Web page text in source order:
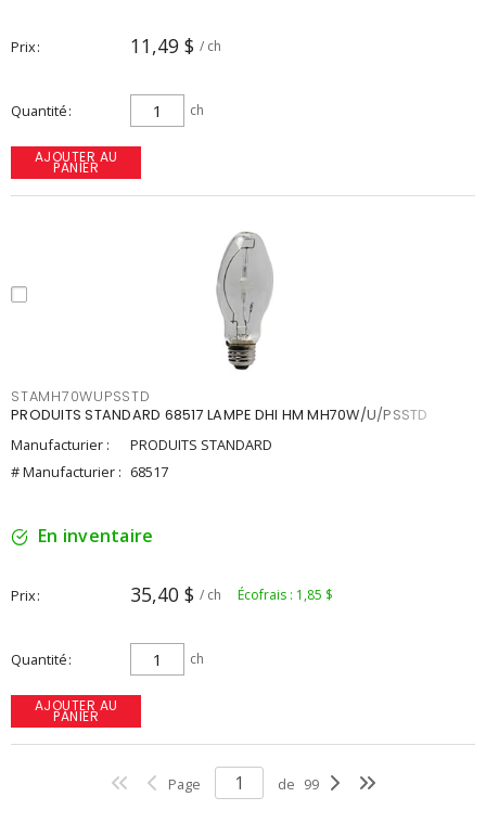
Prix 11,49 $ / ch
Quantité ch
AJOUTER AU
PANIER
STAMH70WUPSSTD
PRODUITS STANDARD 68517 LAMPE DHI HM MH70W/U/PSSTD
Manufacturier :
PRODUITS STANDARD
# Manufacturier : 68517
En inventaire
Prix 35,40 $ / ch Écofrais : 1,85 $
Quantité ch
AJOUTER AU
PANIER
Page de 99